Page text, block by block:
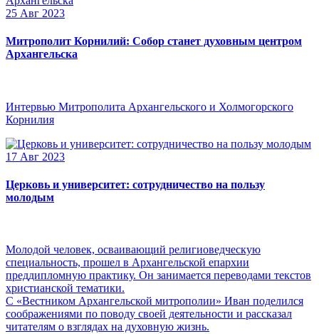
25 Авг 2023
Митрополит Корнилий: Собор станет духовным центром
Архангельска
Интервью Митрополита Архангельского и Холмогорского
Корнилия
17 Авг 2023
Церковь и университет: сотрудничество на пользу
молодым
Молодой человек, осваивающий религиоведческую
специальность, прошел в Архангельской епархии
преддипломную практику. Он занимается переводами текстов
христианской тематики.
С «Вестником Архангельской митрополии» Иван поделился
соображениями по поводу своей деятельности и рассказал
читателям о взглядах на духовную жизнь.